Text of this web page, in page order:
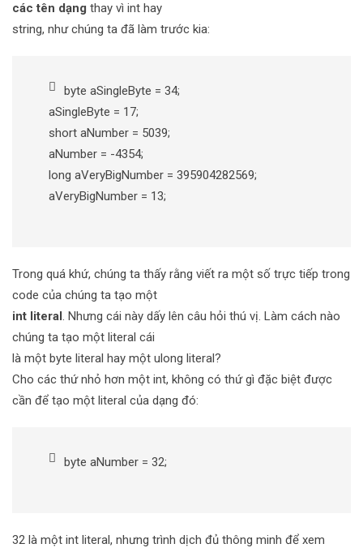
các tên dạng thay vì int hay
string, như chúng ta đã làm trước kia:
byte aSingleByte = 34;
aSingleByte = 17;
short aNumber = 5039;
aNumber = -4354;
long aVeryBigNumber = 395904282569;
aVeryBigNumber = 13;
Trong quá khứ, chúng ta thấy rằng viết ra một số trực tiếp trong
code của chúng ta tạo một
int literal. Nhưng cái này dấy lên câu hỏi thú vị. Làm cách nào
chúng ta tạo một literal cái
là một byte literal hay một ulong literal?
Cho các thứ nhỏ hơn một int, không có thứ gì đặc biệt được
cần để tạo một literal của dạng đó:
byte aNumber = 32;
32 là một int literal, nhưng trình dịch đủ thông minh để xem